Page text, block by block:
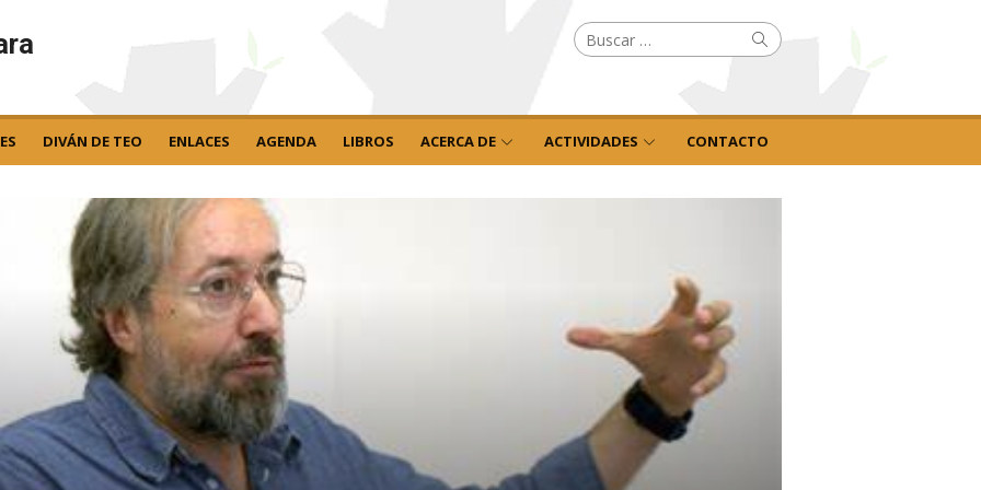
Buscar
por: Buscar
DIVÁN DE TEO ENLACES AGENDA LIBROS ACERCA DE ACTIVIDADES CONTACTO